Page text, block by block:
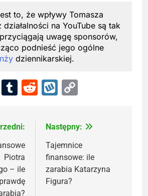
to, że wpływy Tomasza
na YouTube są tak
uwagę sponsorów,
podnieść jego ogólne
dziennikarskiej.
Pinterest
Tumblr
RedditWykop
Piotra
– ile
Następny:
Tajemnice
finansowe: ile
zarabia Katarzyna
Figura?